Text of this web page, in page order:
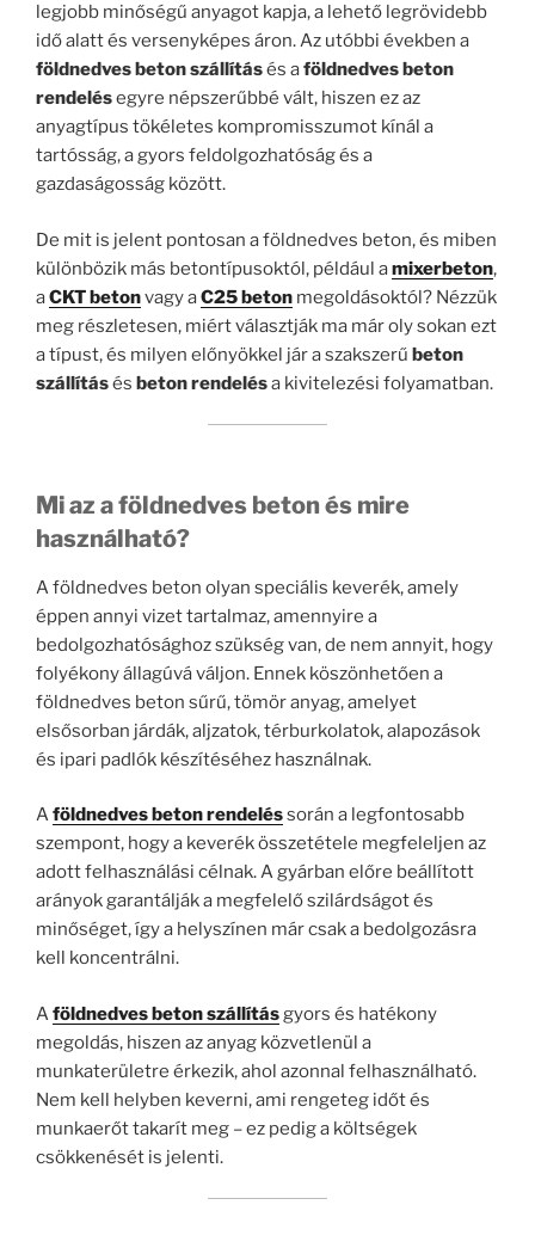
legjobb minőségű anyagot kapja, a lehető legrövidebb
idő alatt és versenyképes áron. Az utóbbi években a
földnedves beton szállításés aföldnedves beton
rendelésegyre népszerűbbé vált, hiszen ez az
anyagtípus tökéletes kompromisszumot kínál a
tartósság, a gyors feldolgozhatóság és a
gazdaságosság között.
De mit is jelent pontosan a földnedves beton, és miben
különbözik más betontípusoktól, például amixerbeton,
aCKT betonvagy aC25 beton megoldásoktól? Nézzük
meg részletesen, miért választják ma már oly sokan ezt
a típust, és milyen előnyökkel jár a szakszerű beton
szállításés beton rendelésa kivitelezési folyamatban.
Mi az a földnedves beton és mire
használható?
A földnedves beton olyan speciális keverék, amely
éppen annyi vizet tartalmaz, amennyire a
bedolgozhatósághoz szükség van, de nem annyit, hogy
folyékony állagúvá váljon. Ennek köszönhetően a
földnedves beton sűrű, tömör anyag, amelyet
elsősorban járdák, aljzatok, térburkolatok, alapozások
és ipari padlók készítéséhez használnak.
Aföldnedves beton rendeléssorán a legfontosabb
szempont, hogy a keverék összetétele megfeleljen az
adott felhasználási célnak. A gyárban előre beállított
arányok garantálják a megfelelő szilárdságot és
minőséget, így a helyszínen már csak a bedolgozásra
kell koncentrálni.
Aföldnedves beton szállításgyors és hatékony
megoldás, hiszen az anyag közvetlenül a
munkaterületre érkezik, ahol azonnal felhasználható.
Nem kell helyben keverni, ami rengeteg időt és
munkaerőt takarít meg – ez pedig a költségek
csökkenését is jelenti.